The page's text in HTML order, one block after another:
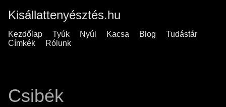
Kisállattenyésztés.hu
Kezdőlap Tyúk Nyúl Kacsa Blog
Tudástár
Címkék
Rólunk
Csibék